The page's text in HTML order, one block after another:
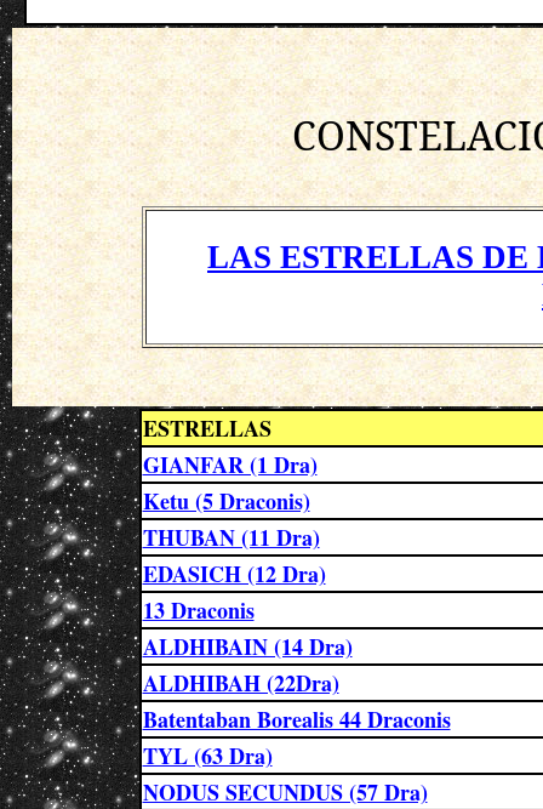
LAS ESTRELLAS
ESTRELLAS
GIANFAR (1 Dra)
Ketu (5 Draconis)
THUBAN (11 Dra)
EDASICH (12 Dra)
13 Draconis
ALDHIBAIN (14 Dra)
ALDHIBAH (22Dra)
Batentaban Borealis 44 Draconis
TYL (63 Dra)
NODUS SECUNDUS (57 Dra)